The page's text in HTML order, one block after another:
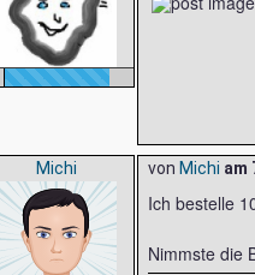
Michi von Michi am
Ich bestelle
Nimmste die